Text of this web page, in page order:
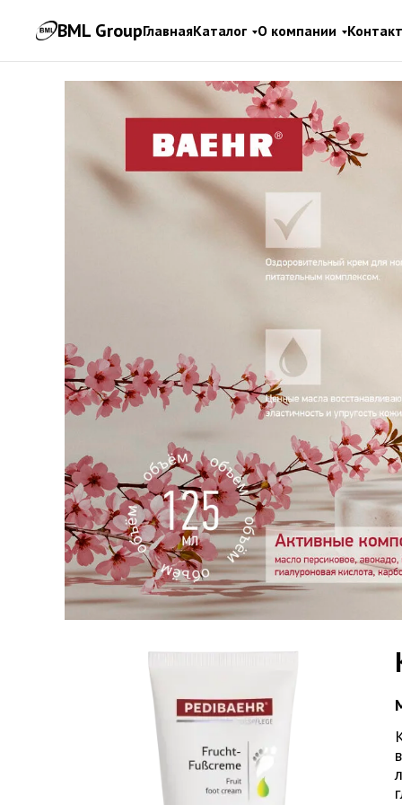
BML GroupГлавнаяКаталог О компании